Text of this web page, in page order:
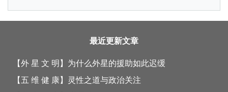
最近更新文章
【外 星 文 明】 为什么外星的援助如此迟缓
【五 维 健 康】
灵性之道与政治关注